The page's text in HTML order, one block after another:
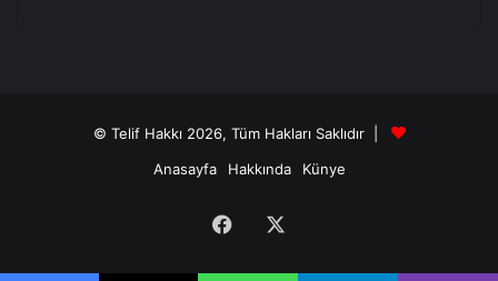
© Telif Hakkı 2026, Tüm Hakları Saklıdır |
Anasayfa
Hakkında Künye
Facebook